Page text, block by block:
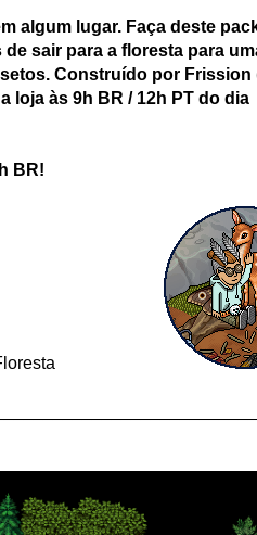
algum lugar. Faça deste
sair para a floresta para
Construído por Frission
loja às 9h BR / 12h PT do dia
BR!